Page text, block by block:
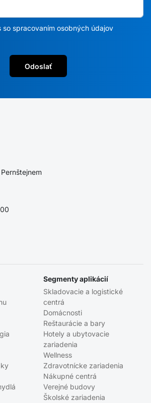
so spracovaním osobných údajov
Odoslať
Segmenty aplikácií
Skladovacie a logistické
centrá
Domácnosti
Reštaurácie a bary
Hotely a ubytovacie
zariadenia
Wellness
Zdravotnícke zariadenia
Nákupné centrá
Verejné budovy
Školské zariadenia